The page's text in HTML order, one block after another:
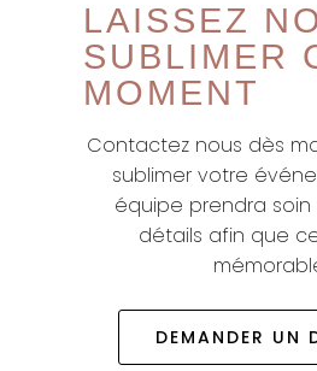
LAISSEZ
SUBLIMER
MOMENT
Contactez nous dès
sublimer votre
équipe prendra
détails afin que
DEMANDER UN